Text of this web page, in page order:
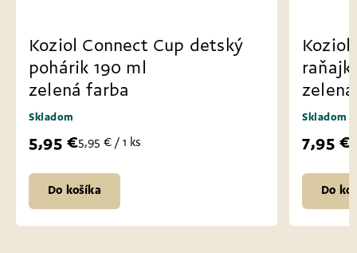
Koziol Connect Cup detský
pohárik 190 ml
zelená farba
Skladom
5,95 €5,95 € / 1 ks
Do košíka
Koziol
Skladom
7,95 €
Do